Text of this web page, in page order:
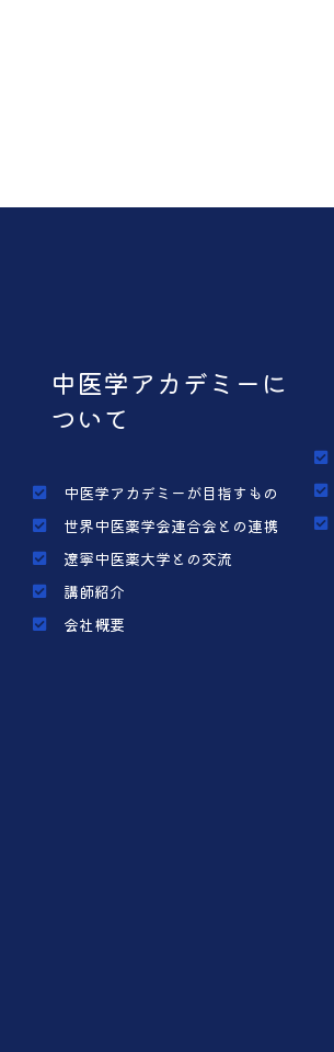
中医学アカデミーに
ついて
中医学アカデミーが目指すもの
世界中医薬学会連合会との連携
遼寧中医薬大学との交流
講師紹介
会社概要